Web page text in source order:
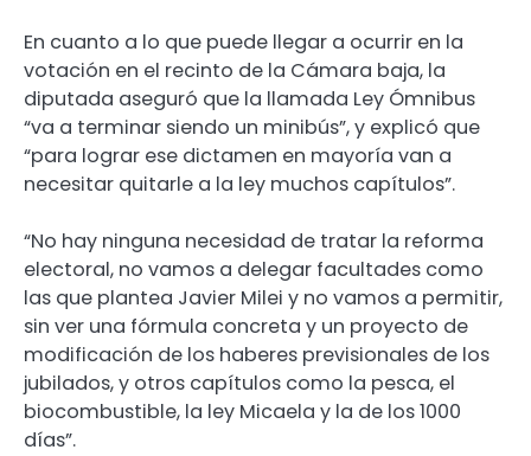
En cuanto a lo que puede llegar a ocurrir en la
votación en el recinto de la Cámara baja, la
diputada aseguró que la llamada Ley Ómnibus
“va a terminar siendo un minibús”, y explicó que
“para lograr ese dictamen en mayoría van a
necesitar quitarle a la ley muchos capítulos”.
“No hay ninguna necesidad de tratar la reforma
electoral, no vamos a delegar facultades como
las que plantea Javier Milei y no vamos a permitir,
sin ver una fórmula concreta y un proyecto de
modificación de los haberes previsionales de los
jubilados, y otros capítulos como la pesca, el
biocombustible, la ley Micaela y la de los 1000
días”.